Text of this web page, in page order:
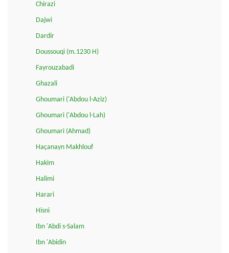
Chirazi
Dajwi
Dardir
Doussouqi (m.1230 H)
Fayrouzabadi
Ghazali
Ghoumari ('Abdou l-Aziz)
Ghoumari ('Abdou l-Lah)
Ghoumari (Ahmad)
Haçanayn Makhlouf
Hakim
Halimi
Harari
Hisni
Ibn 'Abdi s-Salam
Ibn 'Abidin